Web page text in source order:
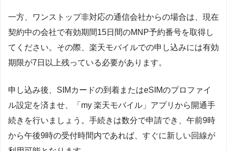
一方、ワンストップ非対応の通信会社からの場合は、現在
契約中の会社で有効期間15日間のMNP予約番号を取得し
てください。その際、楽天モバイルでの申し込みには有効
期限が7日以上残っている必要があります。
申し込み後、SIMカードの到着またはeSIMのプロファイ
ル設定を済ませ、「my 楽天モバイル」アプリから開通手
続きを行いましょう。手続きは数分で申請でき、午前9時
から午後9時の受付時間内であれば、すぐに新しい回線が